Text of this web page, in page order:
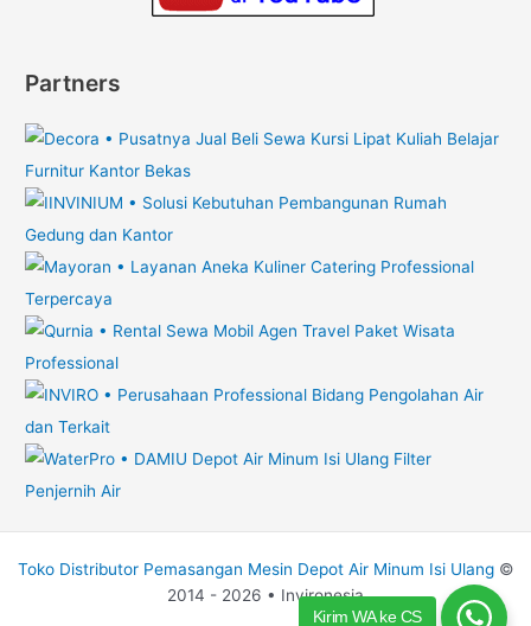
Partners
Toko Distributor Pemasangan Mesin Depot Air Minum Isi Ulang©
2014 - 2026 • Invironesia
Kirim WA ke CS